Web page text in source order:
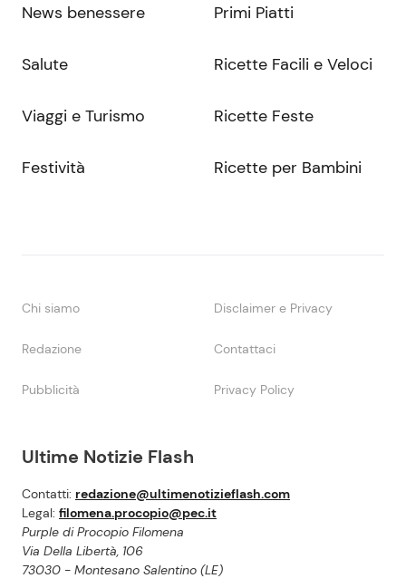
Ultime Notizie Flash
Contatti: redazione@ultimenotizieflash.com
Legal: filomena.procopio@pec.it
Purple di Procopio Filomena
Via Della Libertà, 106
73030 - Montesano Salentino (LE)
News benessere
Salute
Viaggi e Turismo
Festività
Primi Piatti
Ricette Facili e Veloci
Ricette Feste
Ricette per Bambini
Chi siamo Disclaimer e Privacy
Redazione Contattaci
Pubblicità Privacy Policy